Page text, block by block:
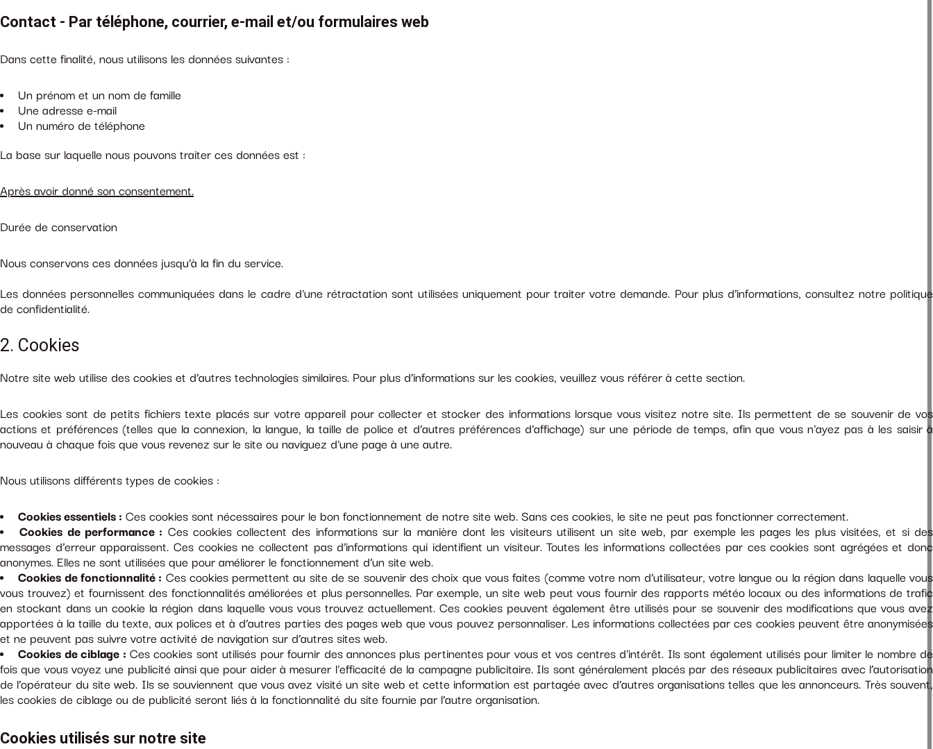
Contact - Par téléphone, courrier, e-mail et/ou formulaires web
Dans cette finalité, nous utilisons les données suivantes :
Un prénom et un nom de famille
Une adresse e-mail
Un numéro de téléphone
La base sur laquelle nous pouvons traiter ces données est :
Après avoir donné son consentement.
Durée de conservation
Nous conservons ces données jusqu’à la fin du service.
Les données personnelles communiquées dans le cadre d'une rétractation sont utilisées uniquement pour traiter votre demande. Pour plus d’informations, consultez notre politique
de confidentialité.
2. Cookies
Notre site web utilise des cookies et d’autres technologies similaires. Pour plus d’informations sur les cookies, veuillez vous référer à cette section.
Les cookies sont de petits fichiers texte placés sur votre appareil pour collecter et stocker des informations lorsque vous visitez notre site. Ils permettent de se souvenir de vos
actions et préférences (telles que la connexion, la langue, la taille de police et d’autres préférences d’affichage) sur une période de temps, afin que vous n'ayez pas à les saisir à
nouveau à chaque fois que vous revenez sur le site ou naviguez d'une page à une autre.
Nous utilisons différents types de cookies :
Cookies essentiels : Ces cookies sont nécessaires pour le bon fonctionnement de notre site web. Sans ces cookies, le site ne peut pas fonctionner correctement.
Cookies de performance : Ces cookies collectent des informations sur la manière dont les visiteurs utilisent un site web, par exemple les pages les plus visitées, et si des
messages d’erreur apparaissent. Ces cookies ne collectent pas d’informations qui identifient un visiteur. Toutes les informations collectées par ces cookies sont agrégées et donc
anonymes. Elles ne sont utilisées que pour améliorer le fonctionnement d’un site web.
Cookies de fonctionnalité : Ces cookies permettent au site de se souvenir des choix que vous faites (comme votre nom d’utilisateur, votre langue ou la région dans laquelle vous
vous trouvez) et fournissent des fonctionnalités améliorées et plus personnelles. Par exemple, un site web peut vous fournir des rapports météo locaux ou des informations de trafic
en stockant dans un cookie la région dans laquelle vous vous trouvez actuellement. Ces cookies peuvent également être utilisés pour se souvenir des modifications que vous avez
apportées à la taille du texte, aux polices et à d’autres parties des pages web que vous pouvez personnaliser. Les informations collectées par ces cookies peuvent être anonymisées
et ne peuvent pas suivre votre activité de navigation sur d’autres sites web.
Cookies de ciblage : Ces cookies sont utilisés pour fournir des annonces plus pertinentes pour vous et vos centres d'intérêt. Ils sont également utilisés pour limiter le nombre de
fois que vous voyez une publicité ainsi que pour aider à mesurer l'efficacité de la campagne publicitaire. Ils sont généralement placés par des réseaux publicitaires avec l’autorisation
de l’opérateur du site web. Ils se souviennent que vous avez visité un site web et cette information est partagée avec d’autres organisations telles que les annonceurs. Très souvent,
les cookies de ciblage ou de publicité seront liés à la fonctionnalité du site fournie par l’autre organisation.
Cookies utilisés sur notre site